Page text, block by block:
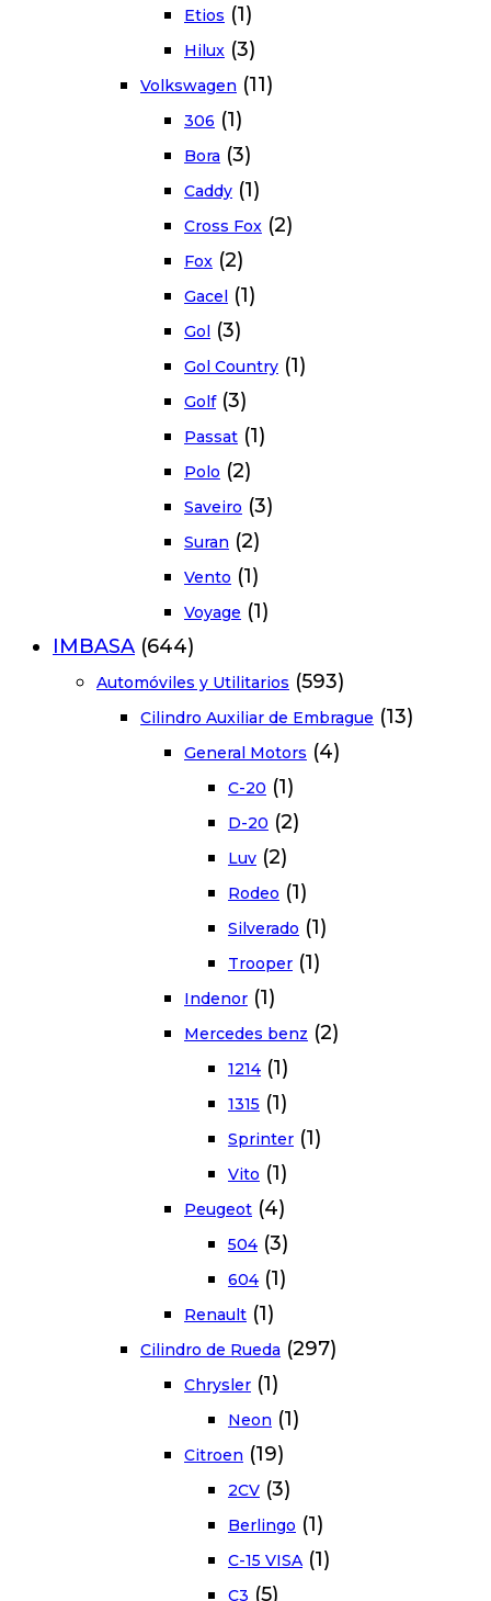
Etios (1)
Hilux (3)
Volkswagen (11)
306 (1)
Bora (3)
Caddy (1)
Cross Fox (2)
Fox (2)
Gacel (1)
Gol (3)
Gol Country (1)
Golf (3)
Passat (1)
Polo (2)
Saveiro (3)
Suran (2)
Vento (1)
Voyage (1)
IMBASA (644)
Automóviles y Utilitarios (593)
Cilindro Auxiliar de Embrague (13)
General Motors (4)
C-20 (1)
D-20 (2)
Luv (2)
Rodeo (1)
Silverado (1)
Trooper (1)
Indenor (1)
Mercedes benz (2)
1214 (1)
1315 (1)
Sprinter (1)
Vito (1)
Peugeot (4)
504 (3)
604 (1)
Renault (1)
Cilindro de Rueda (297)
Chrysler (1)
Neon (1)
Citroen (19)
2CV (3)
Berlingo (1)
C-15 VISA (1)
C3 (5)